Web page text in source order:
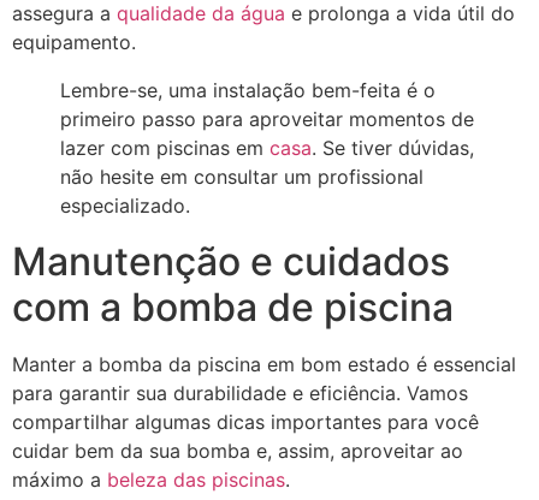
assegura a qualidade da água e prolonga a vida útil do
equipamento.
Lembre-se, uma instalação bem-feita é o
primeiro passo para aproveitar momentos de
lazer com piscinas em casa. Se tiver dúvidas,
não hesite em consultar um profissional
especializado.
Manutenção e cuidados
com a bomba de piscina
Manter a bomba da piscina em bom estado é essencial
para garantir sua durabilidade e eficiência. Vamos
compartilhar algumas dicas importantes para você
cuidar bem da sua bomba e, assim, aproveitar ao
máximo a beleza das piscinas.